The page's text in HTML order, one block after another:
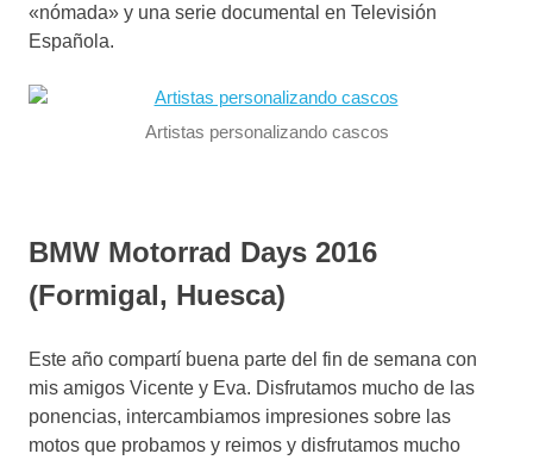
«nómada» y una serie documental en Televisión
Española.
Artistas personalizando cascos
BMW Motorrad Days 2016
(Formigal, Huesca)
Este año compartí buena parte del fin de semana con
mis amigos Vicente y Eva. Disfrutamos mucho de las
ponencias, intercambiamos impresiones sobre las
motos que probamos y reimos y disfrutamos mucho